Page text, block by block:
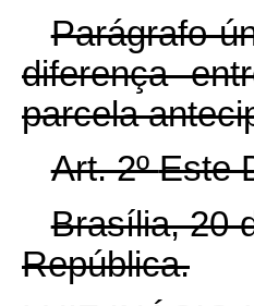
Parágrafo
diferença
parcela
Art. 2ºEste
Brasília, 20
República.